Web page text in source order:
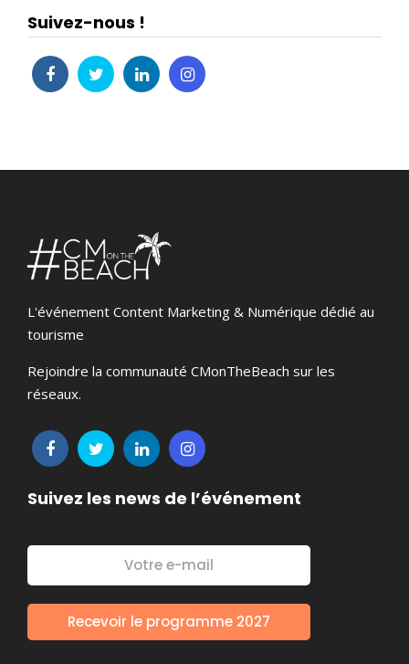
Suivez-nous !
L'événement Content Marketing & Numérique dédié au
tourisme
Rejoindre la communauté CMonTheBeach sur les
réseaux.
Suivez les news de l’événement